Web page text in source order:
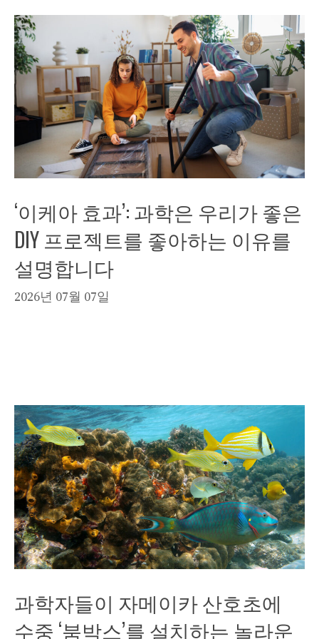
‘이케아 효과’: 과학은 우리가 좋은
DIY 프로젝트를 좋아하는 이유를
설명합니다
2026년 07월 07일
과학자들이 자메이카 산호초에
수중 ‘붐박스’를 설치하는 놀라운